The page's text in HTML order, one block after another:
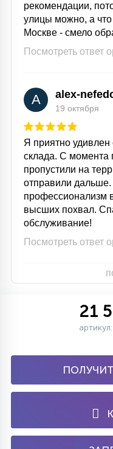
рекомендации,
улицы можно, а что
Москве - смело
Посмотреть ответ
A alex-
19 октября
Я приятно
склада. С момента
пропустили на
отправили
профессионализм
высших похвал.
обслуживание!
Посмотреть ответ
21